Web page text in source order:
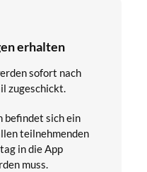
erhalten
sofort nach
zugeschickt.
befindet sich ein
teilnehmenden
in die App
muss.